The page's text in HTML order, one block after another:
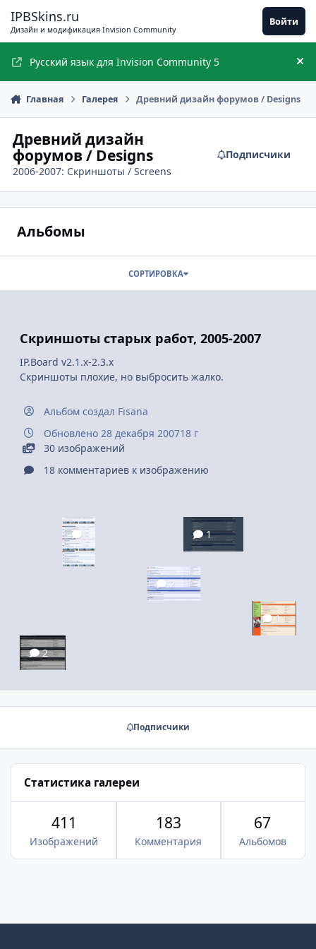
IPBSkins.ru
Дизайн и модификация Invision Community
Войти
Русский язык для Invision Community 5
Главная Галерея Древний дизайн форумов / Designs
Древний дизайн
форумов / Designs
2006-2007: Скриншоты / Screens
Подписчики
Альбомы
СОРТИРОВКА
Скриншоты старых работ, 2005-2007
IP.Board v2.1.x-2.3.x
Скриншоты плохие, но выбросить жалко.
Альбом создал Fisana
Обновлено 28 декабря 200718 г
30 изображений
18 комментариев к изображению
1
1
2
1
2
Подписчики
Статистика галереи
Изображений
411
Комментария
183
Альбомов
67